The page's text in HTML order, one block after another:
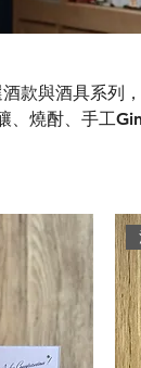
款與酒具系列
、燒酎、手工